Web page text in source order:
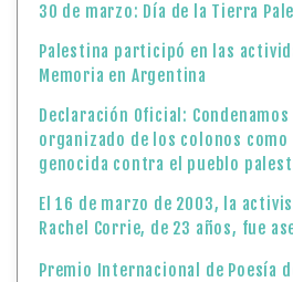
30 de marzo: Día de la Tierra
Palestina participó en las
Memoria en Argentina
Declaración Oficial:
organizado de los colonos
genocida contra el pueblo
El 16 de marzo de 2003, la
Rachel Corrie, de 23 años, fue
Premio Internacional de Poesía